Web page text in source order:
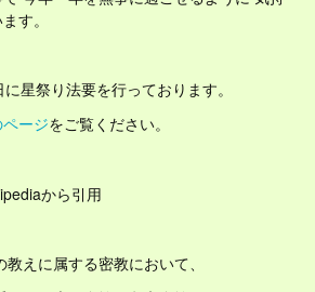
す。
星祭り法要を行っております。
ージをご覧ください。
から引用
えに属する密教において、